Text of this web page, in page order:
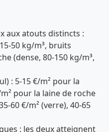
aux atouts distincts :
50 kg/m³, bruits
(dense, 80-150 kg/m³,
: 5-15 €/m² pour la
pour la laine de roche
60 €/m² (verre), 40-65
: les deux atteignent